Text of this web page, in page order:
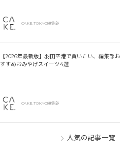
CAKE.TOKYO編集部
【2026年最新版】羽田空港で買いたい、編集部お
すすめおみやげスイーツ4選
CAKE.TOKYO編集部
人気の記事一覧